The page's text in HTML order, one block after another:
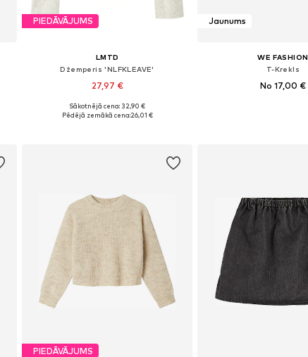
PIEDĀVĀJUMS
LMTD
Džemperis 'NLFKLEAVE'
27,97 €
+1
Pieejams daudzos izmēros
Sākotnējā cena: 32,90 €
Pēdējā zemākā cena:26,01 €
Jaunums
WE FASHION
T-Krekls
No 17,00 €
PIEDĀVĀJUMS